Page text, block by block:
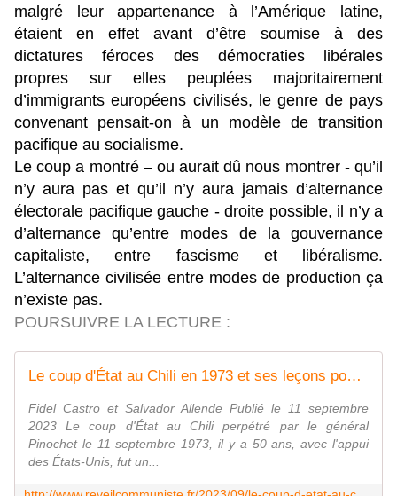
malgré leur appartenance à l’Amérique latine,
étaient en effet avant d’être soumise à des
dictatures féroces des démocraties libérales
propres sur elles peuplées majoritairement
d’immigrants européens civilisés, le genre de pays
convenant pensait-on à un modèle de transition
pacifique au socialisme.
Le coup a montré – ou aurait dû nous montrer - qu’il
n’y aura pas et qu’il n’y aura jamais d’alternance
électorale pacifique gauche - droite possible, il n’y a
d’alternance qu’entre modes de la gouvernance
capitaliste, entre fascisme et libéralisme.
L’alternance civilisée entre modes de production ça
n’existe pas.
POURSUIVRE LA LECTURE :
Le coup d'État au Chili en 1973 et ses leçons pour la gauche mondiale - Réveil Communiste
Fidel Castro et Salvador Allende Publié le 11 septembre
2023 Le coup d'État au Chili perpétré par le général
Pinochet le 11 septembre 1973, il y a 50 ans, avec l'appui
des États-Unis, fut un...